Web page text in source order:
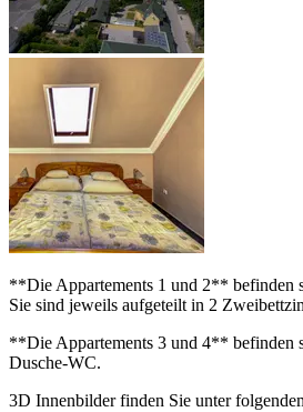
**Die Appartements 1 und 2** befinden
Sie sind jeweils aufgeteilt in 2
**Die Appartements 3 und 4** befinden
Dusche-WC.
3D Innenbilder finden Sie unter